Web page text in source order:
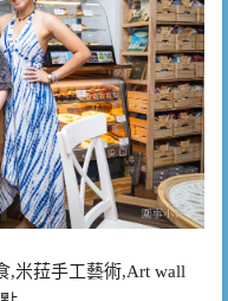
,米菈手工藝術,Art wall